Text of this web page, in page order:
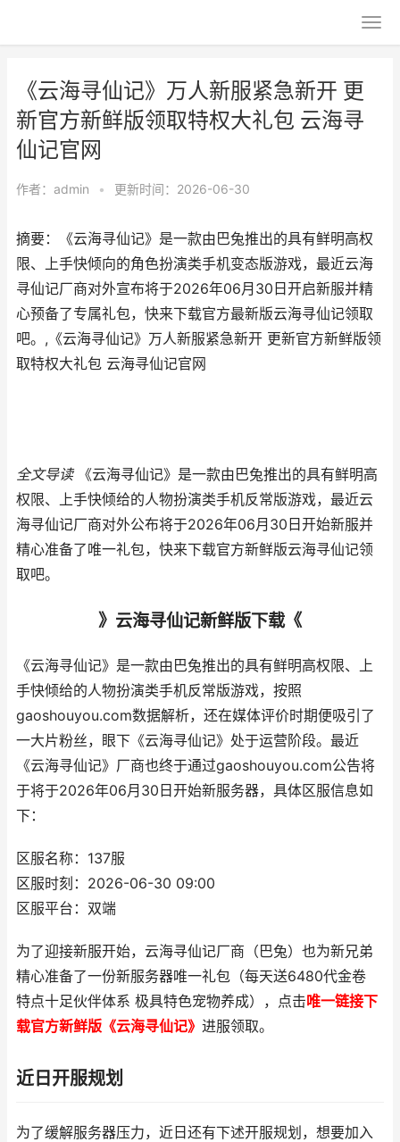
《云海寻仙记》万人新服紧急新开 更
新官方新鲜版领取特权大礼包 云海寻
仙记官网
作者： admin • 更新时间：2026-06-30
摘要：《云海寻仙记》是一款由巴兔推出的具有鲜明高权
限、上手快倾向的角色扮演类手机变态版游戏，最近云海
寻仙记厂商对外宣布将于2026年06月30日开启新服并精
心预备了专属礼包，快来下载官方最新版云海寻仙记领取
吧。,《云海寻仙记》万人新服紧急新开 更新官方新鲜版领
取特权大礼包 云海寻仙记官网
全文导读《云海寻仙记》是一款由巴兔推出的具有鲜明高
权限、上手快倾给的人物扮演类手机反常版游戏，最近云
海寻仙记厂商对外公布将于2026年06月30日开始新服并
精心准备了唯一礼包，快来下载官方新鲜版云海寻仙记领
取吧。
》云海寻仙记新鲜版下载《
《云海寻仙记》是一款由巴兔推出的具有鲜明高权限、上
手快倾给的人物扮演类手机反常版游戏，按照
gaoshouyou.com数据解析，还在媒体评价时期便吸引了
一大片粉丝，眼下《云海寻仙记》处于运营阶段。最近
《云海寻仙记》厂商也终于通过gaoshouyou.com公告将
于将于2026年06月30日开始新服务器，具体区服信息如
下：
区服名称：137服
区服时刻：2026-06-30 09:00
区服平台：双端
为了迎接新服开始，云海寻仙记厂商（巴兔）也为新兄弟
精心准备了一份新服务器唯一礼包（每天送6480代金卷
特点十足伙伴体系 极具特色宠物养成），点击唯一链接下
载官方新鲜版《云海寻仙记》 进服领取。
近日开服规划
为了缓解服务器压力，近日还有下述开服规划，想要加入